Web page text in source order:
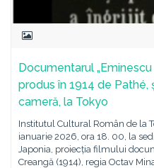
Documentarul „Eminescu
produs în 1914 de
cameră, la Tokyo
Institutul Cultural Român de la
ianuarie 2026, ora 18. 00, la
Japonia, proiecția filmului
Creangă (1914), regia Octav